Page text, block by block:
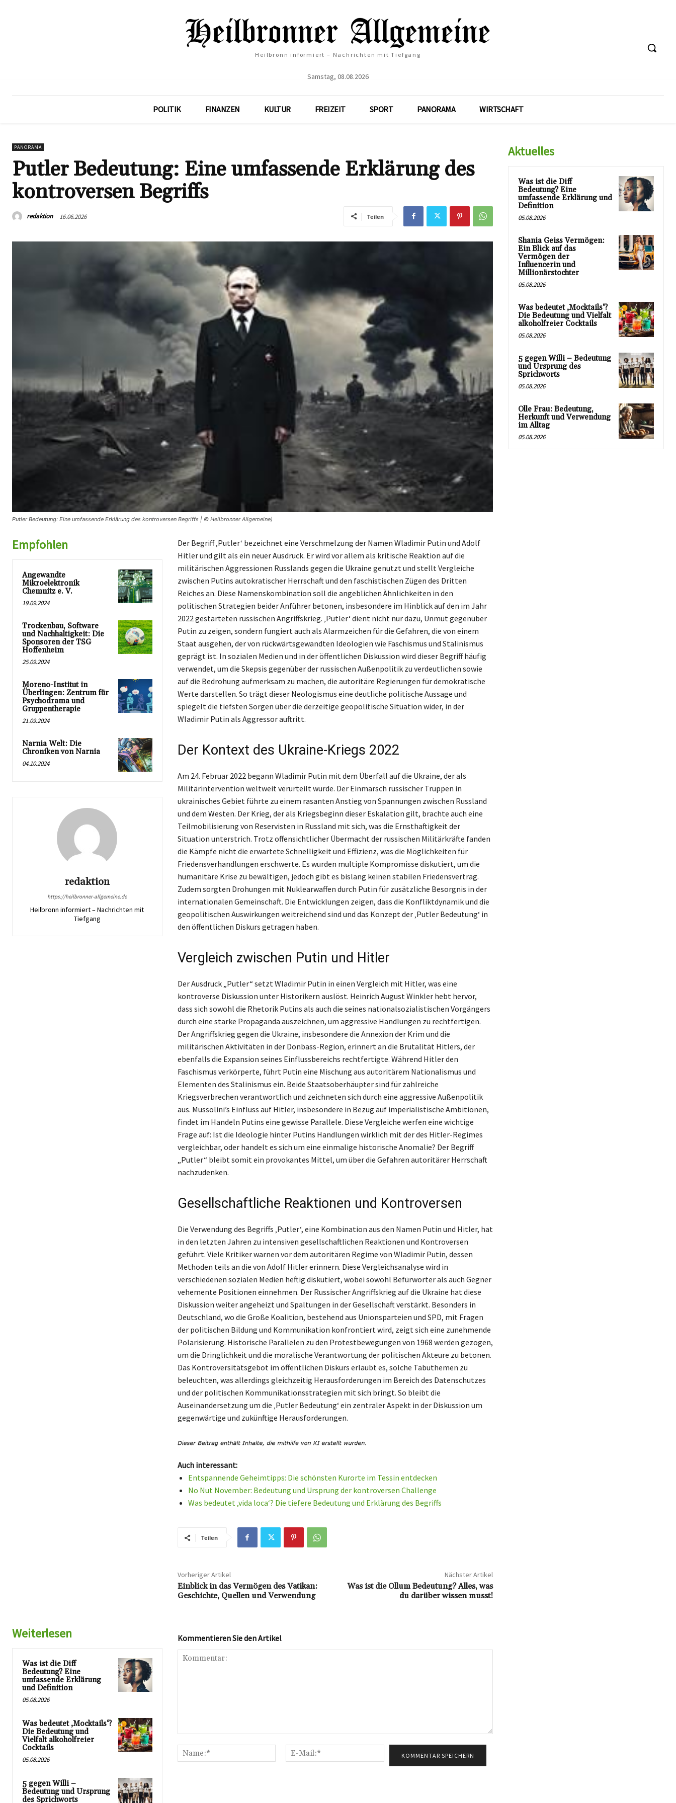
Heilbronn informiert – Nachrichten mit Tiefgang
Samstag, 08.08.2026
POLITIK FINANZEN KULTUR FREIZEIT SPORT PANORAMA WIRTSCHAFT
PANORAMA
Putler Bedeutung: Eine umfassende Erklärung des
kontroversen Begriffs
redaktion 16.06.2026 Teilen
Putler Bedeutung: Eine umfassende Erklärung des kontroversen Begriffs | © Heilbronner Allgemeine)
Empfohlen
Angewandte
Mikroelektronik
Chemnitz e. V.
19.09.2024
Trockenbau, Software
und Nachhaltigkeit: Die
Sponsoren der TSG
Hoffenheim
25.09.2024
Moreno-Institut in
Überlingen: Zentrum für
Psychodrama und
Gruppentherapie
21.09.2024
Narnia Welt: Die
Chroniken von Narnia
04.10.2024
redaktion
https://heilbronner-allgemeine.de
Heilbronn informiert – Nachrichten mit
Tiefgang
Der Begriff ‚Putler‘ bezeichnet eine Verschmelzung der Namen Wladimir Putin und Adolf
Hitler und gilt als ein neuer Ausdruck. Er wird vor allem als kritische Reaktion auf die
militärischen Aggressionen Russlands gegen die Ukraine genutzt und stellt Vergleiche
zwischen Putins autokratischer Herrschaft und den faschistischen Zügen des Dritten
Reiches an. Diese Namenskombination soll die angeblichen Ähnlichkeiten in den
politischen Strategien beider Anführer betonen, insbesondere im Hinblick auf den im Jahr
2022 gestarteten russischen Angriffskrieg. ‚Putler‘ dient nicht nur dazu, Unmut gegenüber
Putin zu zeigen, sondern fungiert auch als Alarmzeichen für die Gefahren, die von einem
Staat ausgehen, der von rückwärtsgewandten Ideologien wie Faschismus und Stalinismus
geprägt ist. In sozialen Medien und in der öffentlichen Diskussion wird dieser Begriff häufig
verwendet, um die Skepsis gegenüber der russischen Außenpolitik zu verdeutlichen sowie
auf die Bedrohung aufmerksam zu machen, die autoritäre Regierungen für demokratische
Werte darstellen. So trägt dieser Neologismus eine deutliche politische Aussage und
spiegelt die tiefsten Sorgen über die derzeitige geopolitische Situation wider, in der
Wladimir Putin als Aggressor auftritt.
Der Kontext des Ukraine-Kriegs 2022
Am 24. Februar 2022 begann Wladimir Putin mit dem Überfall auf die Ukraine, der als
Militärintervention weltweit verurteilt wurde. Der Einmarsch russischer Truppen in
ukrainisches Gebiet führte zu einem rasanten Anstieg von Spannungen zwischen Russland
und dem Westen. Der Krieg, der als Kriegsbeginn dieser Eskalation gilt, brachte auch eine
Teilmobilisierung von Reservisten in Russland mit sich, was die Ernsthaftigkeit der
Situation unterstrich. Trotz offensichtlicher Übermacht der russischen Militärkräfte fanden
die Kämpfe nicht die erwartete Schnelligkeit und Effizienz, was die Möglichkeiten für
Friedensverhandlungen erschwerte. Es wurden multiple Kompromisse diskutiert, um die
humanitäre Krise zu bewältigen, jedoch gibt es bislang keinen stabilen Friedensvertrag.
Zudem sorgten Drohungen mit Nuklearwaffen durch Putin für zusätzliche Besorgnis in der
internationalen Gemeinschaft. Die Entwicklungen zeigen, dass die Konfliktdynamik und die
geopolitischen Auswirkungen weitreichend sind und das Konzept der ‚Putler Bedeutung‘ in
den öffentlichen Diskurs getragen haben.
Vergleich zwischen Putin und Hitler
Der Ausdruck „Putler“ setzt Wladimir Putin in einen Vergleich mit Hitler, was eine
kontroverse Diskussion unter Historikern auslöst. Heinrich August Winkler hebt hervor,
dass sich sowohl die Rhetorik Putins als auch die seines nationalsozialistischen Vorgängers
durch eine starke Propaganda auszeichnen, um aggressive Handlungen zu rechtfertigen.
Der Angriffskrieg gegen die Ukraine, insbesondere die Annexion der Krim und die
militärischen Aktivitäten in der Donbass-Region, erinnert an die Brutalität Hitlers, der
ebenfalls die Expansion seines Einflussbereichs rechtfertigte. Während Hitler den
Faschismus verkörperte, führt Putin eine Mischung aus autoritärem Nationalismus und
Elementen des Stalinismus ein. Beide Staatsoberhäupter sind für zahlreiche
Kriegsverbrechen verantwortlich und zeichneten sich durch eine aggressive Außenpolitik
aus. Mussolini’s Einfluss auf Hitler, insbesondere in Bezug auf imperialistische Ambitionen,
findet im Handeln Putins eine gewisse Parallele. Diese Vergleiche werfen eine wichtige
Frage auf: Ist die Ideologie hinter Putins Handlungen wirklich mit der des Hitler-Regimes
vergleichbar, oder handelt es sich um eine einmalige historische Anomalie? Der Begriff
„Putler“ bleibt somit ein provokantes Mittel, um über die Gefahren autoritärer Herrschaft
nachzudenken.
Gesellschaftliche Reaktionen und Kontroversen
Die Verwendung des Begriffs ‚Putler‘, eine Kombination aus den Namen Putin und Hitler, hat
in den letzten Jahren zu intensiven gesellschaftlichen Reaktionen und Kontroversen
geführt. Viele Kritiker warnen vor dem autoritären Regime von Wladimir Putin, dessen
Methoden teils an die von Adolf Hitler erinnern. Diese Vergleichsanalyse wird in
verschiedenen sozialen Medien heftig diskutiert, wobei sowohl Befürworter als auch Gegner
vehemente Positionen einnehmen. Der Russischer Angriffskrieg auf die Ukraine hat diese
Diskussion weiter angeheizt und Spaltungen in der Gesellschaft verstärkt. Besonders in
Deutschland, wo die Große Koalition, bestehend aus Unionsparteien und SPD, mit Fragen
der politischen Bildung und Kommunikation konfrontiert wird, zeigt sich eine zunehmende
Polarisierung. Historische Parallelen zu den Protestbewegungen von 1968 werden gezogen,
um die Dringlichkeit und die moralische Verantwortung der politischen Akteure zu betonen.
Das Kontroversitätsgebot im öffentlichen Diskurs erlaubt es, solche Tabuthemen zu
beleuchten, was allerdings gleichzeitig Herausforderungen im Bereich des Datenschutzes
und der politischen Kommunikationsstrategien mit sich bringt. So bleibt die
Auseinandersetzung um die ‚Putler Bedeutung‘ ein zentraler Aspekt in der Diskussion um
gegenwärtige und zukünftige Herausforderungen.
Auch interessant:
Entspannende Geheimtipps: Die schönsten Kurorte im Tessin entdecken
No Nut November: Bedeutung und Ursprung der kontroversen Challenge
Was bedeutet ‚vida loca‘? Die tiefere Bedeutung und Erklärung des Begriffs
Teilen
Vorheriger Artikel
Einblick in das Vermögen des Vatikan:
Geschichte, Quellen und Verwendung
Nächster Artikel
Was ist die Ollum Bedeutung? Alles, was
du darüber wissen musst!
Weiterlesen
Was ist die Diff
Bedeutung? Eine
umfassende Erklärung
und Definition
05.08.2026
Was bedeutet ‚Mocktails‘?
Die Bedeutung und
Vielfalt alkoholfreier
Cocktails
05.08.2026
5 gegen Willi –
Bedeutung und Ursprung
des Sprichworts
Kommentieren Sie den Artikel
Name:*
Mail:*
Aktuelles
Was ist die Diff
Bedeutung? Eine
umfassende Erklärung und
Definition
05.08.2026
Shania Geiss Vermögen:
Ein Blick auf das
Vermögen der
Influencerin und
Millionärstochter
05.08.2026
Was bedeutet ‚Mocktails‘?
Die Bedeutung und Vielfalt
alkoholfreier Cocktails
05.08.2026
5 gegen Willi – Bedeutung
und Ursprung des
Sprichworts
05.08.2026
Olle Frau: Bedeutung,
Herkunft und Verwendung
im Alltag
05.08.2026